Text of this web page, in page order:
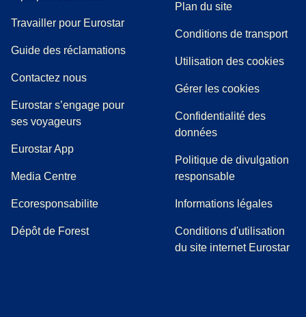
Travailler pour Eurostar
Guide des réclamations((
Contactez nous
Eurostar s’engage pour
ses voyageurs
Eurostar App
Media Centre( Ouvre un nouvel onglet)
Ecoresponsabilite
Dépôt de Forest
Plan du site
Conditions de transport
Utilisation des cookies
Gérer les cookies
Confidentialité des
données
Politique de divulgation
responsable
Informations légales
Conditions d'utilisation
du site internet Eurostar